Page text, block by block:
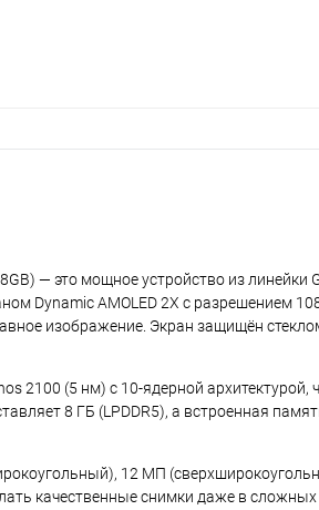
— это мощное устройство из линейки
Dynamic AMOLED 2X с разрешением
изображение. Экран защищён
2100 (5 нм) с 10-ядерной
8 ГБ (LPDDR5), а встроенная
12 МП
качественные снимки даже в